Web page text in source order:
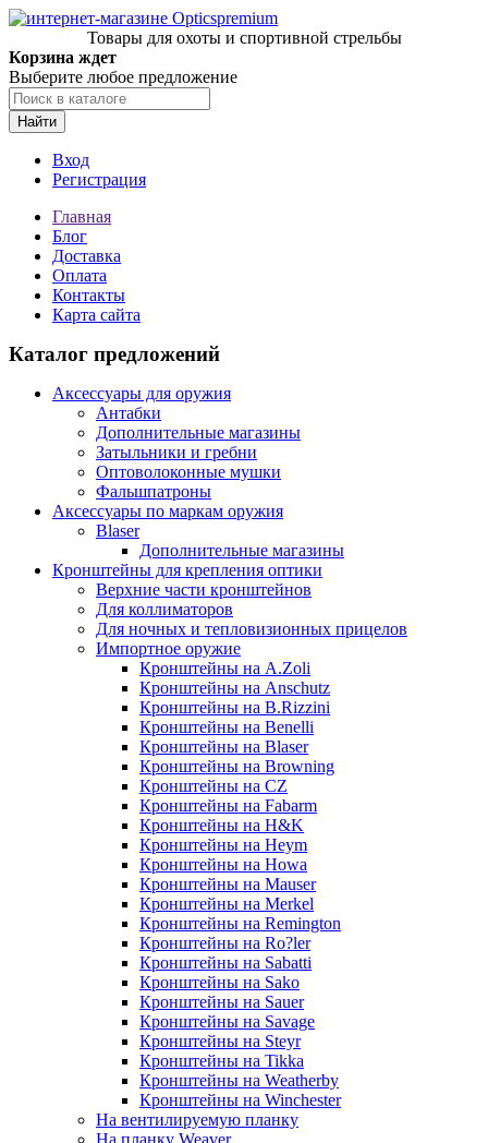
Товары для охоты и спортивной стрельбы
Корзина ждет
Выберите любое предложение
Найти
Вход
Регистрация
Главная
Блог
Доставка
Оплата
Контакты
Карта сайта
Каталог предложений
Аксессуары для оружия
Антабки
Дополнительные магазины
Затыльники и гребни
Оптоволоконные мушки
Фальшпатроны
Аксессуары по маркам оружия
Blaser
Дополнительные магазины
Кронштейны для крепления оптики
Верхние части кронштейнов
Для коллиматоров
Для ночных и тепловизионных прицелов
Импортное оружие
Кронштейны на A.Zoli
Кронштейны на Anschutz
Кронштейны на B.Rizzini
Кронштейны на Benelli
Кронштейны на Blaser
Кронштейны на Browning
Кронштейны на CZ
Кронштейны на Fabarm
Кронштейны на H&K
Кронштейны на Heym
Кронштейны на Howa
Кронштейны на Mauser
Кронштейны на Merkel
Кронштейны на Remington
Кронштейны на Ro?ler
Кронштейны на Sabatti
Кронштейны на Sako
Кронштейны на Sauer
Кронштейны на Savage
Кронштейны на Steyr
Кронштейны на Tikka
Кронштейны на Weatherby
Кронштейны на Winchester
На вентилируемую планку
На планку Weaver